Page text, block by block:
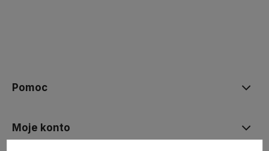
Pomoc
Moje konto